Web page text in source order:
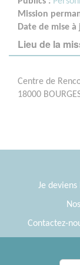
Mission
Date de mise à
Lieu de la
Centre de
18000
Je
Contactez-
® Tous